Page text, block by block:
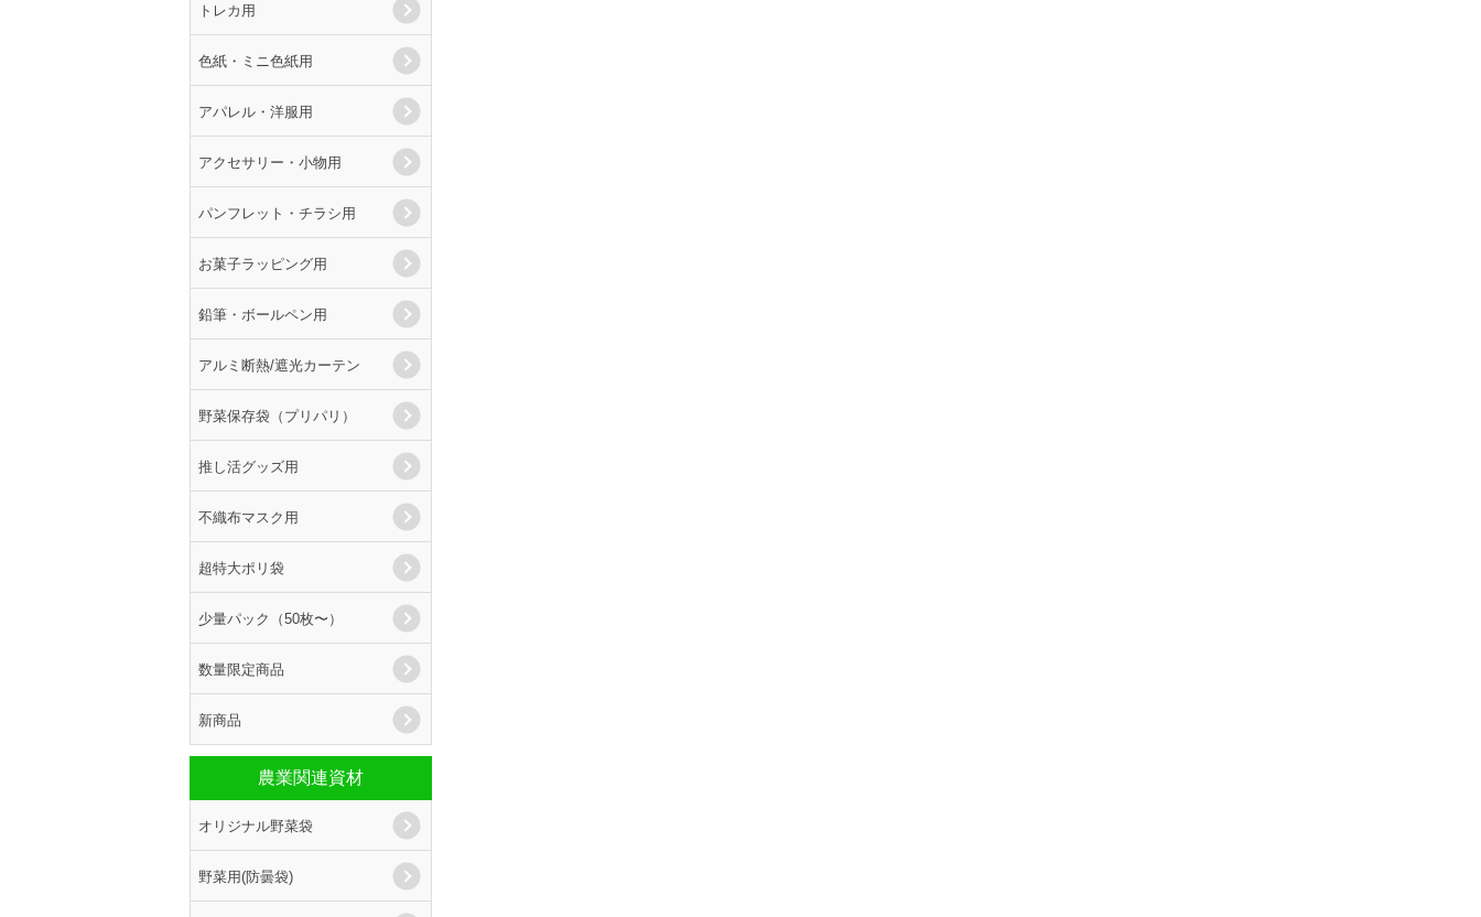
トレカ用
色紙・ミニ色紙用
アパレル・洋服用
アクセサリー・小物用
パンフレット・チラシ用
お菓子ラッピング用
鉛筆・ボールペン用
アルミ断熱/遮光カーテン
野菜保存袋（プリパリ）
推し活グッズ用
不織布マスク用
超特大ポリ袋
少量パック（50枚〜）
数量限定商品
新商品
農業関連資材
オリジナル野菜袋
野菜用(防曇袋)